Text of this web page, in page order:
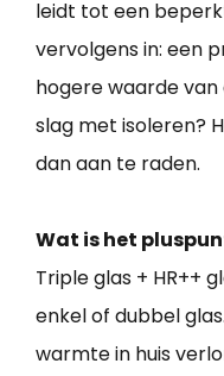
leidt tot een
vervolgens in: een
hogere waarde van
slag met isoleren?
dan aan te raden.
Wat is het
Triple glas + HR++
enkel of dubbel
warmte in huis